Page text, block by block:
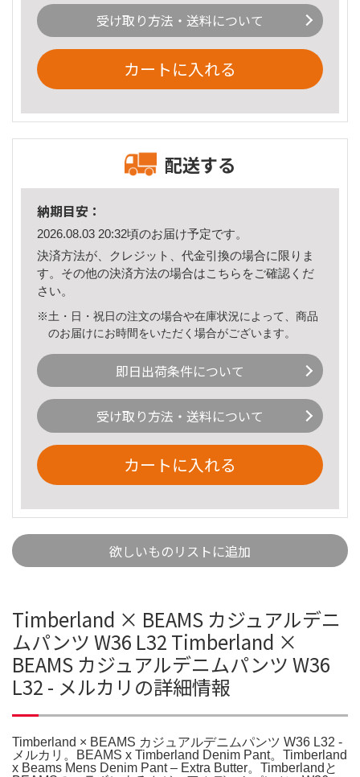
受け取り方法・送料について
カートに入れる
配送する
納期目安：
2026.08.03 20:32頃のお届け予定です。
決済方法が、クレジット、代金引換の場合に限りま
す。その他の決済方法の場合はこちら をご確認くだ
さい。
※土・日・祝日の注文の場合や在庫状況によって、商品
のお届けにお時間をいただく場合がございます。
即日出荷条件について
受け取り方法・送料について
カートに入れる
欲しいものリストに追加
Timberland × BEAMS カジュアルデニ
ムパンツ W36 L32 Timberland ×
BEAMS カジュアルデニムパンツ W36
L32 - メルカリの詳細情報
Timberland × BEAMS カジュアルデニムパンツ W36 L32 -
メルカリ。BEAMS x Timberland Denim Pant。Timberland
x Beams Mens Denim Pant – Extra Butter。Timberlandと